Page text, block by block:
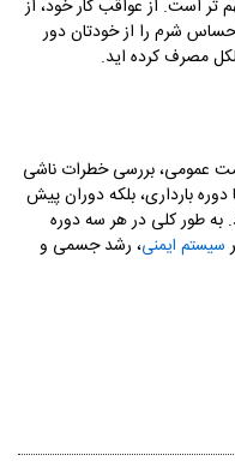
تر است. از عواقب کار خود، از
شرم را از خودتان دور
مصرف کرده اید.
عمومی، بررسی خطرات ناشی
بارداری، بلکه دوران پیش
به طور کلی در هر سه دوره
سیستم ایمنی، رشد جسمی و